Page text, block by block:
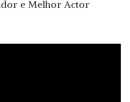
e Melhor Actor